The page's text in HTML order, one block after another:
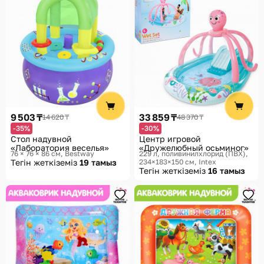
9 503 ₸14 620 ₸
-35%
Стол надувной
«Лаборатория веселья»
76 × 76 × 86 см Bestway
Тегін жеткіземіз 19 тамыз
33 859 ₸48 370 ₸
-30%
Центр игровой
«Дружелюбный осьминог»
229 л, поливинилхлорид (ПВХ),
234×183×150 см Intex
Тегін жеткіземіз 16 тамыз